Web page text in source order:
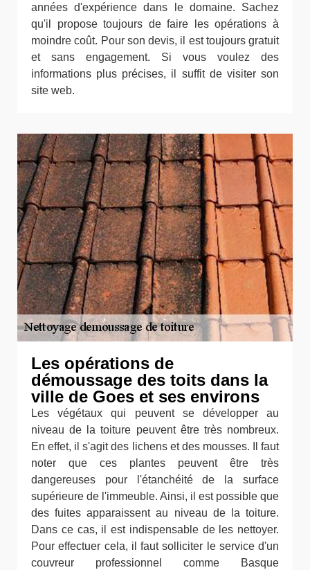
années d'expérience dans le domaine. Sachez
qu'il propose toujours de faire les opérations à
moindre coût. Pour son devis, il est toujours gratuit
et sans engagement. Si vous voulez des
informations plus précises, il suffit de visiter son
site web.
Les opérations de
démoussage des toits dans la
ville de Goes et ses environs
Les végétaux qui peuvent se développer au
niveau de la toiture peuvent être très nombreux.
En effet, il s'agit des lichens et des mousses. Il faut
noter que ces plantes peuvent être très
dangereuses pour l'étanchéité de la surface
supérieure de l'immeuble. Ainsi, il est possible que
des fuites apparaissent au niveau de la toiture.
Dans ce cas, il est indispensable de les nettoyer.
Pour effectuer cela, il faut solliciter le service d'un
couvreur professionnel comme Basque